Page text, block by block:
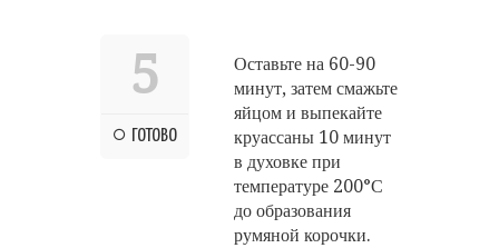
5
ГОТОВО
Оставьте на 60-90
минут, затем смажьте
яйцом и выпекайте
круассаны 10 минут
в духовке при
температуре 200°С
до образования
румяной корочки.